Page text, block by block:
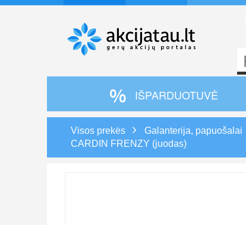
IŠPARDUOTUVĖ
Visos prekės Galanterija, papuošalai
CARDIN FRENZY (juodas)